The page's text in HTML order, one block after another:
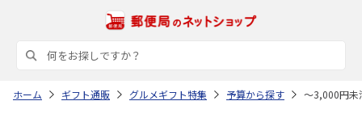
ホーム ギフト通販 グルメギフト特集 予算から探す ～3,000円未